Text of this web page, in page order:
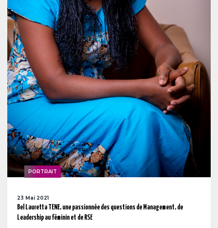
PORTRAIT
23 Mai 2021
Bel Lauretta TENE, une passionnée des questions de Management, de
Leadership au féminin et de RSE